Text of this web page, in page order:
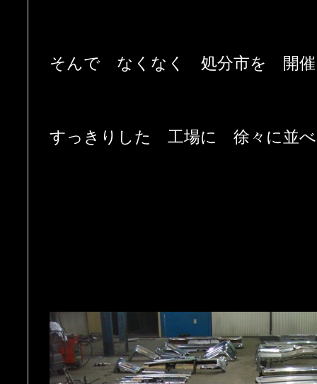
そんで なくなく 処分市を 開催
すっきりした 工場に 徐々に並べ